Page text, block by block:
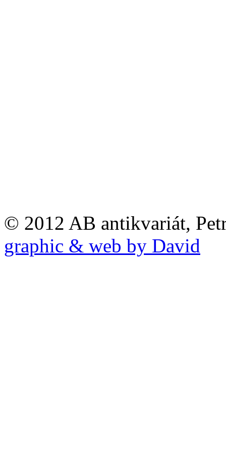
© 2012 AB antikvariát,
graphic & web by David